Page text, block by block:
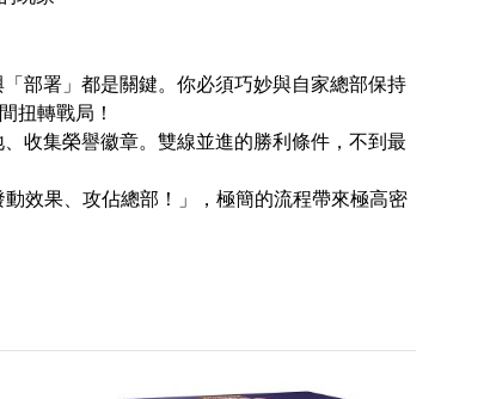
部署」都是關鍵。你必須巧妙與自家總部保持
扭轉戰局！
收集榮譽徽章。雙線並進的勝利條件，不到最
效果、攻佔總部！」，極簡的流程帶來極高密